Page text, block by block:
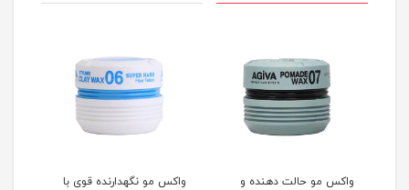
واکس مو حالت دهنده و
واکس مو نگهدارنده قوی با